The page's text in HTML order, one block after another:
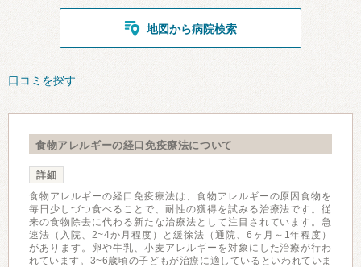
地図から病院検索
口コミを探す
食物アレルギーの経口免疫療法について
詳細
食物アレルギーの経口免疫療法は、食物アレルギーの原因食物を
毎日少しづつ食べることで、耐性の獲得を試みる治療法です。従
来の食物除去に代わる新たな治療法として注目されています。急
速法（入院、2~4か月程度）と緩徐法（通院、6ヶ月～1年程度）
があります。卵や牛乳、小麦アレルギーを対象にした治療が行わ
れています。3~6歳頃の子どもが治療に適しているといわれていま